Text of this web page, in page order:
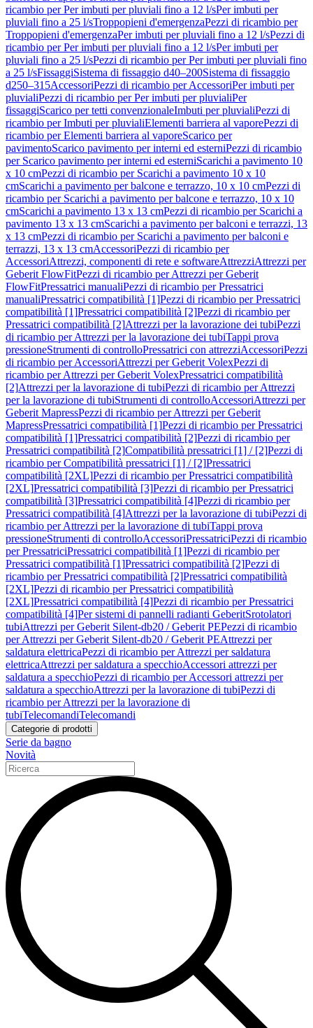
ricambio per Per imbuti per pluviali fino a 12 l/sPer imbuti per
pluviali fino a 25 l/sTroppopieni d'emergenzaPezzi di ricambio per
Troppopieni d'emergenzaPer imbuti per pluviali fino a 12 l/sPezzi di
ricambio per Per imbuti per pluviali fino a 12 l/sPer imbuti per
pluviali fino a 25 l/sPezzi di ricambio per Per imbuti per pluviali fino
a 25 l/sFissaggiSistema di fissaggio d40–200Sistema di fissaggio
d250–315AccessoriPezzi di ricambio per AccessoriPer imbuti per
pluvialiPezzi di ricambio per Per imbuti per pluvialiPer
fissaggiScarico per tetti convenzionaleImbuti per pluvialiPezzi di
ricambio per Imbuti per pluvialiElementi barriera al vaporePezzi di
ricambio per Elementi barriera al vaporeScarico per
pavimentoScarico pavimento per interni ed esterniPezzi di ricambio
per Scarico pavimento per interni ed esterniScarichi a pavimento 10
x 10 cmPezzi di ricambio per Scarichi a pavimento 10 x 10
cmScarichi a pavimento per balcone e terrazzo, 10 x 10 cmPezzi di
ricambio per Scarichi a pavimento per balcone e terrazzo, 10 x 10
cmScarichi a pavimento 13 x 13 cmPezzi di ricambio per Scarichi a
pavimento 13 x 13 cmScarichi a pavimento per balconi e terrazzi, 13
x 13 cmPezzi di ricambio per Scarichi a pavimento per balconi e
terrazzi, 13 x 13 cmAccessoriPezzi di ricambio per
AccessoriAttrezzi, componenti di rete e softwareAttrezziAttrezzi per
Geberit FlowFitPezzi di ricambio per Attrezzi per Geberit
FlowFitPressatrici manualiPezzi di ricambio per Pressatrici
manualiPressatrici compatibilità [1]Pezzi di ricambio per Pressatrici
compatibilità [1]Pressatrici compatibilità [2]Pezzi di ricambio per
Pressatrici compatibilità [2]Attrezzi per la lavorazione dei tubiPezzi
di ricambio per Attrezzi per la lavorazione dei tubiTappi prova
pressioneStrumenti di controlloPressatrici con attrezziAccessoriPezzi
di ricambio per AccessoriAttrezzi per Geberit VolexPezzi di
ricambio per Attrezzi per Geberit VolexPressatrici compatibilità
[2]Attrezzi per la lavorazione di tubiPezzi di ricambio per Attrezzi
per la lavorazione di tubiStrumenti di controlloAccessoriAttrezzi per
Geberit MapressPezzi di ricambio per Attrezzi per Geberit
MapressPressatrici compatibilità [1]Pezzi di ricambio per Pressatrici
compatibilità [1]Pressatrici compatibilità [2]Pezzi di ricambio per
Pressatrici compatibilità [2]Compatibilità pressatrici [1] / [2]Pezzi di
ricambio per Compatibilità pressatrici [1] / [2]Pressatrici
compatibilità [2XL]Pezzi di ricambio per Pressatrici compatibilità
[2XL]Pressatrici compatibilità [3]Pezzi di ricambio per Pressatrici
compatibilità [3]Pressatrici compatibilità [4]Pezzi di ricambio per
Pressatrici compatibilità [4]Attrezzi per la lavorazione di tubiPezzi di
ricambio per Attrezzi per la lavorazione di tubiTappi prova
pressioneStrumenti di controlloAccessoriPressatriciPezzi di ricambio
per PressatriciPressatrici compatibilità [1]Pezzi di ricambio per
Pressatrici compatibilità [1]Pressatrici compatibilità [2]Pezzi di
ricambio per Pressatrici compatibilità [2]Pressatrici compatibilità
[2XL]Pezzi di ricambio per Pressatrici compatibilità
[2XL]Pressatrici compatibilità [4]Pezzi di ricambio per Pressatrici
compatibilità [4]Per sistemi di pannelli radianti GeberitSrotolatori
tubiAttrezzi per Geberit Silent-db20 / Geberit PEPezzi di ricambio
per Attrezzi per Geberit Silent-db20 / Geberit PEAttrezzi per
saldatura elettricaPezzi di ricambio per Attrezzi per saldatura
elettricaAttrezzi per saldatura a specchioAccessori attrezzi per
saldatura a specchioPezzi di ricambio per Accessori attrezzi per
saldatura a specchioAttrezzi per la lavorazione di tubiPezzi di
ricambio per Attrezzi per la lavorazione di
tubiTelecomandiTelecomandi
Categorie di prodotti
Serie da bagno
Novità